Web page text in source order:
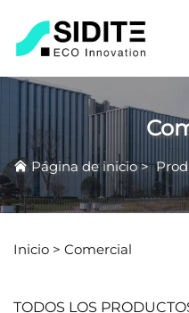
Página de inicio>
Inicio > Comercial
TODOS LOS